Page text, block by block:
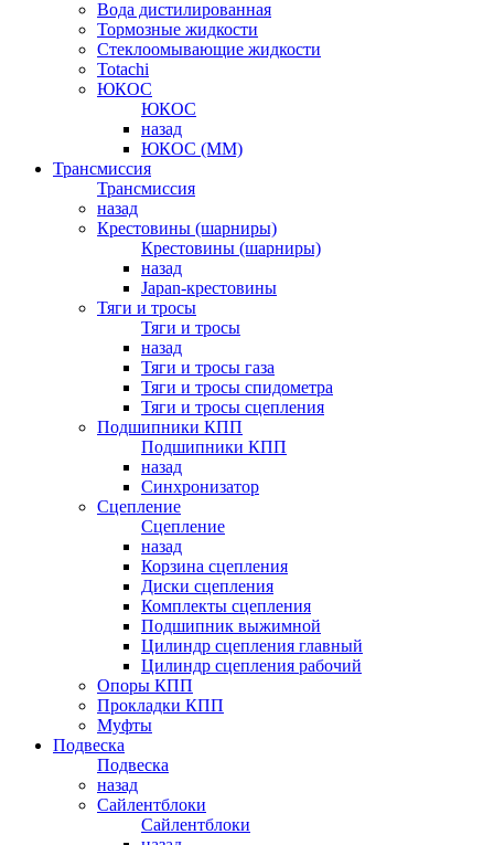
Вода дистилированная
Тормозные жидкости
Стеклоомывающие жидкости
Totachi
ЮКОС
ЮКОС
назад
ЮКОС (ММ)
Трансмиссия
Трансмиссия
назад
Крестовины (шарниры)
Крестовины (шарниры)
назад
Japan-крестовины
Тяги и тросы
Тяги и тросы
назад
Тяги и тросы газа
Тяги и тросы спидометра
Тяги и тросы сцепления
Подшипники КПП
Подшипники КПП
назад
Синхронизатор
Сцепление
Сцепление
назад
Корзина сцепления
Диски сцепления
Комплекты сцепления
Подшипник выжимной
Цилиндр сцепления главный
Цилиндр сцепления рабочий
Опоры КПП
Прокладки КПП
Муфты
Подвеска
Подвеска
назад
Сайлентблоки
Сайлентблоки